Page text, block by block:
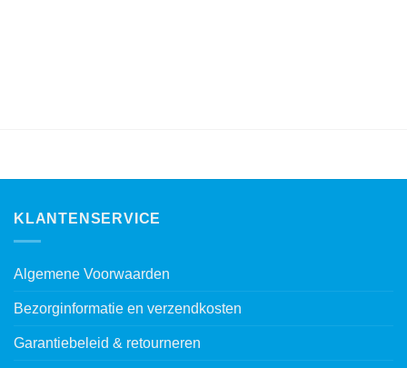
KLANTENSERVICE
Algemene Voorwaarden
Bezorginformatie en verzendkosten
Garantiebeleid & retourneren